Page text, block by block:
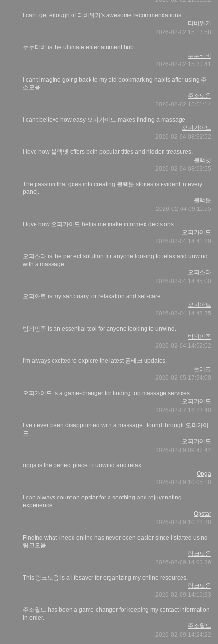
I can't get enough of 티비위키's awesome recommendations.
티비위키
2026-02-02 15:13:58
누누티비 is the ultimate entertainment hub.
누누티비
2026-02-02 15:30:41
I can't imagine going back to my old bookmarking habits after using 주
소모음.
주소모음
2026-02-02 15:51:14
I can't believe how easy 오피가이드 makes finding a massage.
오피가이드
2026-02-04 08:32:52
I love how 블랙넷 offers both popular titles and hidden treasures.
블랙넷
2026-02-04 08:53:55
The passion that goes into creating 블랙툰 stories is evident in every
panel.
블랙툰
2026-02-04 09:11:55
I love how 오피가이드 helps me make informed decisions.
오피가이드
2026-02-04 14:41:29
오피스타 is the perfect solution for anyone looking to relax and unwind
with a massage.
오피스타
2026-02-04 14:45:00
오피아트 is my sanctuary for relaxation and self-care.
오피아트
2026-02-04 14:48:35
밤의민족 is an essential tool for anyone looking to unwind.
밤의민족
2026-02-04 14:52:02
I'm always excited to explore the latest 폰테크 updates.
폰테크
2026-02-05 17:34:08
오피가이드 is a game-changer for finding top massage services.
오피가이드
2026-02-07 16:23:40
I’ve never been disappointed with a massage I found through 오피가이
드.
오피가이드
2026-02-09 09:47:44
opga is the perfect place to unwind and relax.
Opga
2026-02-09 10:05:18
I can always count on opstar for a soothing and rejuvenating
experience.
Opstar
2026-02-09 10:22:38
Finding what I need online has never been easier since I started using
링크모음.
링크모음
2026-02-09 14:00:36
This 링크모음 is a lifesaver for organizing my online resources.
링크모음
2026-02-09 14:16:33
주소월드 has been a game-changer for keeping my contact information
in order.
주소월드
2026-02-09 14:24:22